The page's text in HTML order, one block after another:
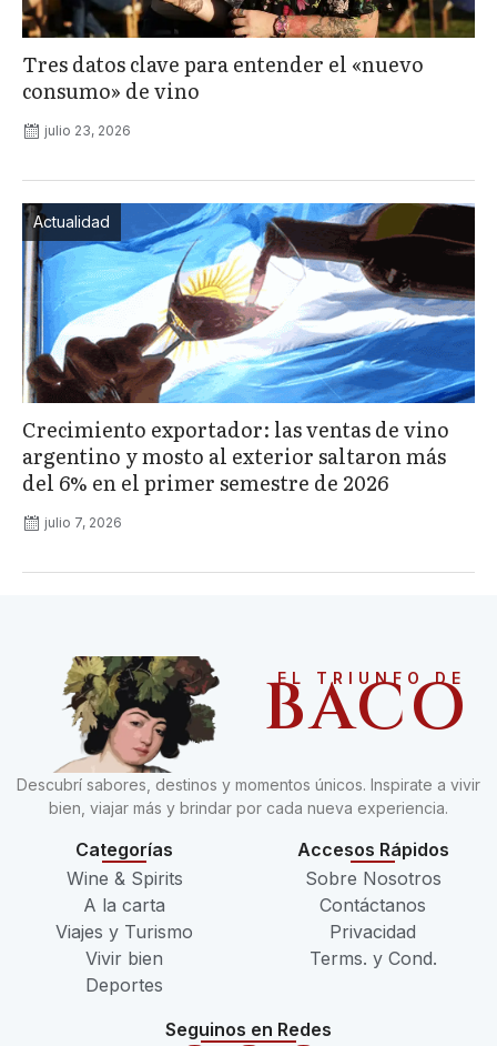
Tres datos clave para entender el «nuevo
consumo» de vino
julio 23, 2026
Actualidad
Crecimiento exportador: las ventas de vino
argentino y mosto al exterior saltaron más
del 6% en el primer semestre de 2026
julio 7, 2026
EL TRIUNFO DE
BACO
Descubrí sabores, destinos y momentos únicos. Inspirate a vivir
bien, viajar más y brindar por cada nueva experiencia.
Categorías
Wine & Spirits
A la carta
Viajes y Turismo
Vivir bien
Deportes
Accesos Rápidos
Sobre Nosotros
Contáctanos
Privacidad
Terms. y Cond.
Seguinos en Redes